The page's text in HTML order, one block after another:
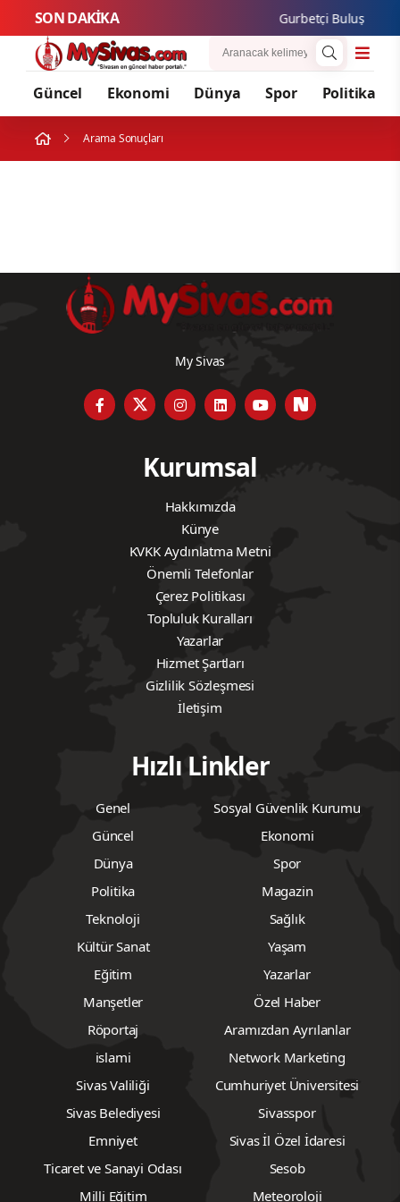
SON DAKİKA Gurbetçi
Güncel Ekonomi Dünya Spor Politika
Arama Sonuçları
My Sivas
Kurumsal
Hakkımızda
Künye
KVKK Aydınlatma Metni
Önemli Telefonlar
Çerez Politikası
Topluluk Kuralları
Yazarlar
Hizmet Şartları
Gizlilik Sözleşmesi
İletişim
Hızlı Linkler
Genel
Sosyal Güvenlik Kurumu
Güncel
Ekonomi
Dünya
Spor
Politika
Magazin
Teknoloji
Sağlık
Kültür Sanat
Yaşam
Eğitim
Yazarlar
Manşetler
Özel Haber
Röportaj
Aramızdan Ayrılanlar
islami
Network Marketing
Sivas Valiliği
Cumhuriyet Üniversitesi
Sivas Belediyesi
Sivasspor
Emniyet
Sivas İl Özel İdaresi
Ticaret ve Sanayi Odası
Sesob
Milli Eğitim
Meteoroloji